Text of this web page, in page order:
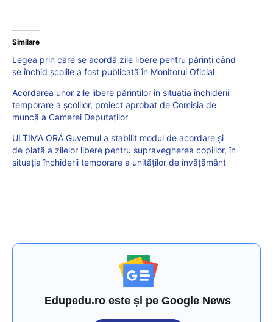
Similare
Legea prin care se acordă zile libere pentru părinți când
se închid școlile a fost publicată în Monitorul Oficial
Acordarea unor zile libere părinţilor în situaţia închiderii
temporare a şcolilor, proiect aprobat de Comisia de
muncă a Camerei Deputaților
ULTIMA ORĂ Guvernul a stabilit modul de acordare și
de plată a zilelor libere pentru supravegherea copiilor, în
situația închiderii temporare a unităților de învățământ
Edupedu.ro este și pe Google News